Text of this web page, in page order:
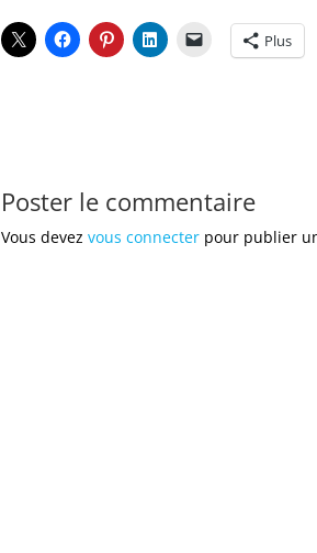
Plus
Poster le commentaire
Vous devez vous connecterpour publier